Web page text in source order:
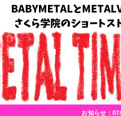
お知らせ：